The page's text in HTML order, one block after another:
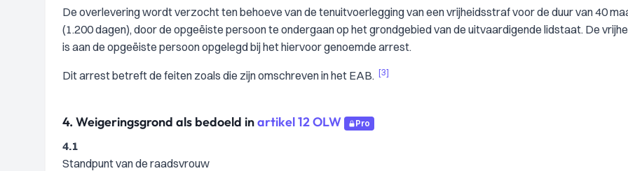
De overlevering wordt verzocht ten behoeve van de tenuitvoerlegging van een vrijheidsstraf voor de duur van 40
(1.200 dagen), door de opgeëiste persoon te ondergaan op het grondgebied van de uitvaardigende lidstaat. De
is aan de opgeëiste persoon opgelegd bij het hiervoor genoemde arrest.
Dit arrest betreft de feiten zoals die zijn omschreven in het EAB. [3]
4. Weigeringsgrond als bedoeld inartikel 12 OLW Pro
4.1
Standpunt van de raadsvrouw